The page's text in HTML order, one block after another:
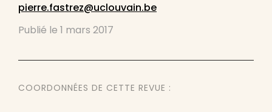
pierre.fastrez@uclouvain.be
Publié le 1 mars 2017
COORDONNÉES DE CETTE REVUE :